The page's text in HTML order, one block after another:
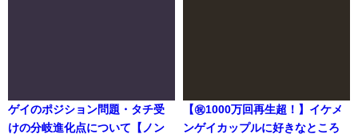
ゲイのポジション問題・タチ受
けの分岐進化点について【ノン
【㊗️1000万回再生超！】イケメ
ンゲイカップルに好きなところ